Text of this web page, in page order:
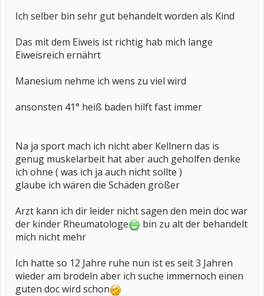
Ich selber bin sehr gut behandelt worden als Kind
Das mit dem Eiweis ist richtig hab mich lange
Eiweisreich ernährt
Manesium nehme ich wens zu viel wird
ansonsten 41° heiß baden hilft fast immer
Na ja sport mach ich nicht aber Kellnern das is
genug muskelarbeit hat aber auch geholfen denke
ich ohne ( was ich ja auch nicht sollte )
glaube ich wären die Schäden größer
Arzt kann ich dir leider nicht sagen den mein doc war
der kinder Rheumatologe
bin zu alt der behandelt
mich nicht mehr
Ich hatte so 12 Jahre ruhe nun ist es seit 3 Jahren
wieder am brodeln aber ich suche immernoch einen
guten doc wird schon